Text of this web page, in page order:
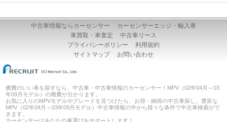
中古車情報ならカーセンサー
カーセンサーエッジ・輸入車
車買取・車査定
中古車リース
プライバシーポリシー
利用規約
サイトマップ
お問い合わせ
燃費のいい車を探すなら、中古車・中古車情報のカーセンサー！MPV（02年04月～03
年09月モデル）の燃費が分かります。
お気に入りのMPVモデルやグレードを見つけたら、お得・納得の中古車探し。豊富な
MPV（02年04月～03年09月モデル）中古車情報の中から様々な条件で中古車検索がで
きます。
カーセンサーはあなたの車選びをサポートします！